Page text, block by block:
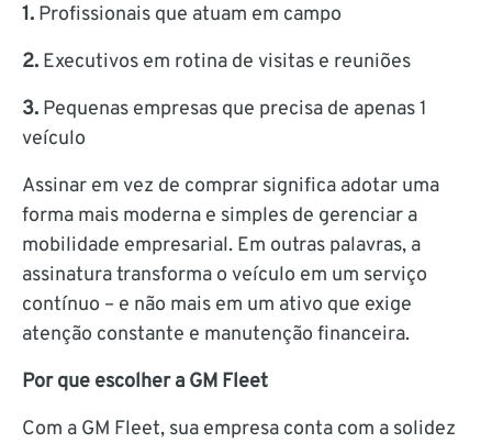
1. Profissionais que atuam em campo
2. Executivos em rotina de visitas e reuniões
3. Pequenas empresas que precisa de apenas 1
veículo
Assinar em vez de comprar significa adotar uma
forma mais moderna e simples de gerenciar a
mobilidade empresarial. Em outras palavras, a
assinatura transforma o veículo em um serviço
contínuo – e não mais em um ativo que exige
atenção constante e manutenção financeira.
Por que escolher a GM Fleet
Com a GM Fleet, sua empresa conta com a solidez